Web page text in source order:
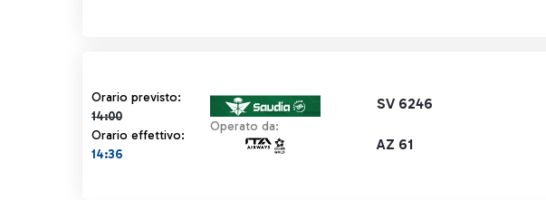
Orario previsto:
14:00
Orario previsto 14:00 barrato
Orario effettivo:
14:36
SV 6246
Operato da:
AZ 61